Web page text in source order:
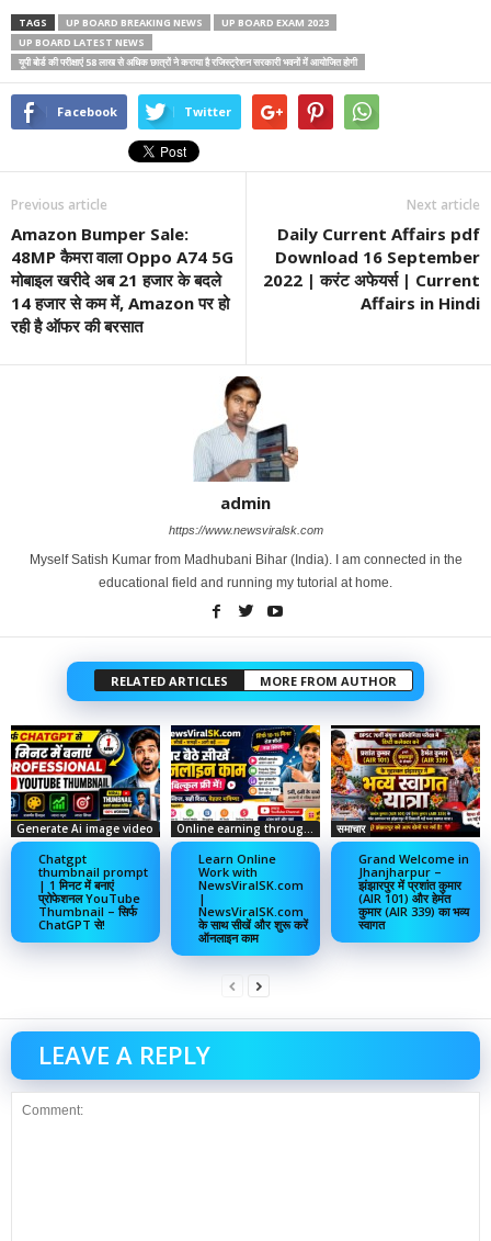
TAGS UP BOARD BREAKING NEWS
UP BOARD EXAM 2023
UP BOARD LATEST NEWS
यूपी बोर्ड की परीक्षाएं 58 लाख से अधिक छात्रों ने कराया है रजिस्ट्रेशन सरकारी भवनों में आयोजित होगी
Facebook Twitter
Previous article
Amazon Bumper Sale:
48MP कैमरा वाला Oppo A74 5G
मोबाइल खरीदे अब 21 हजार के बदले
14 हजार से कम में, Amazon पर हो
रही है ऑफर की बरसात
Next article
Daily Current Affairs pdf
Download 16 September
2022 | करंट अफेयर्स | Current
Affairs in Hindi
admin
https://www.newsviralsk.com
Myself Satish Kumar from Madhubani Bihar (India). I am connected in the
educational field and running my tutorial at home.
RELATED ARTICLES MORE FROM AUTHOR
Generate Ai image video
Chatgpt
thumbnail prompt
| 1 मिनट में बनाएं
प्रोफेशनल YouTube
Thumbnail – सिर्फ
ChatGPT से!
Online earning through social media
Learn Online
Work with
NewsViralSK.com
|
NewsViralSK.com
के साथ सीखें और शुरू करें
ऑनलाइन काम
समाचार
Grand Welcome in
Jhanjharpur –
झंझारपुर में प्रशांत कुमार
(AIR 101) और हेमंत
कुमार (AIR 339) का भव्य
स्वागत
LEAVE A REPLY